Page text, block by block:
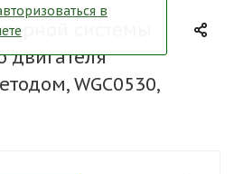
системы
двигателя
WGC0530,
в